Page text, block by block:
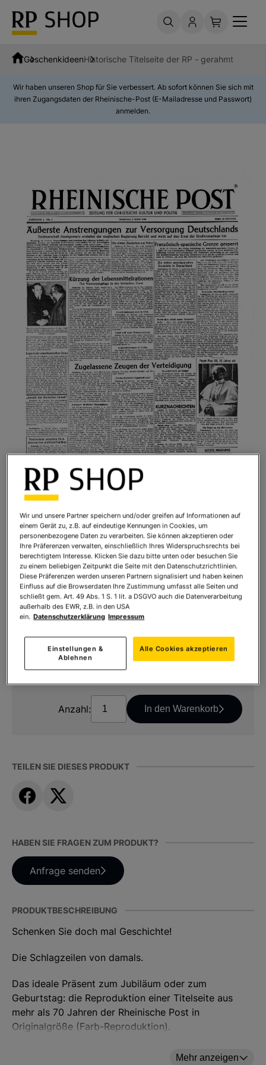
GeschenkideenHistorische Titelseite der RP - gerahmt
Wir haben unseren Shop für Sie verbessert. Ab sofort können Sie sich mit
ihren Zugangsdaten der Rheinische-Post (E-Mailadresse und Passwort)
anmelden.
Historische Titelseite der RP - gerahmt
Art.Nr.:54501202
lieferbar in 10 Tagen
Ihr Preis:55,90 €*
* inkl. MwSt. zzgl.Versandkosten
Vorteilspreis 52,90 € *
* inkl. MwSt. zzgl.Versandkosten
Anzahl: In den Warenkorb
TEILEN SIE DIESES PRODUKT
HABEN SIE FRAGEN ZUM PRODUKT?
Anfrage senden
PRODUKTBESCHREIBUNG
Schenken Sie doch mal Geschichte!
Die Schlagzeilen von damals.
Das ideale Präsent zum Jubiläum oder zum
Geburtstag: die Reproduktion einer Titelseite aus
mehr als 70 Jahren der Rheinische Post in
Originalgröße (Farb-Reproduktion).
Ab 02.03.1946 ist jede erschienene Titelseite
Mehr anzeigen
Wir und unsere Partner speichern und/oder greifen auf Informationen auf
einem Gerät zu, z.B. auf eindeutige Kennungen in Cookies, um
personenbezogene Daten zu verarbeiten. Sie können akzeptieren oder
Ihre Präferenzen verwalten, einschließlich Ihres Widerspruchsrechts bei
berechtigtem Interesse. Klicken Sie dazu bitte unten oder besuchen Sie
zu einem beliebigen Zeitpunkt die Seite mit den Datenschutzrichtlinien.
Diese Präferenzen werden unseren Partnern signalisiert und haben keinen
Einfluss auf die Browserdaten Ihre Zustimmung umfasst alle Seiten und
schließt gem. Art. 49 Abs. 1 S. 1 lit. a DSGVO auch die Datenverarbeitung
außerhalb des EWR, z.B. in den USA
ein. Datenschutzerklärung Impressum
Einstellungen &
Ablehnen
Alle Cookies akzeptieren